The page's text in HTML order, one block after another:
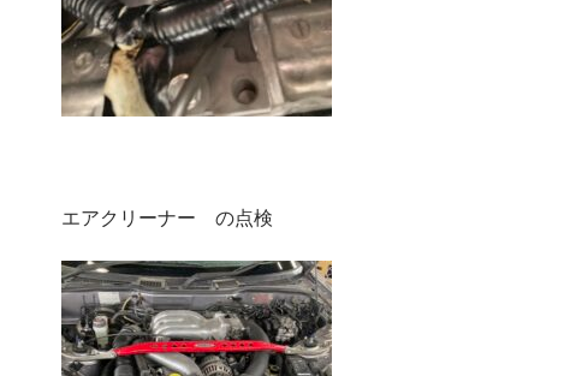
エアクリーナー の点検